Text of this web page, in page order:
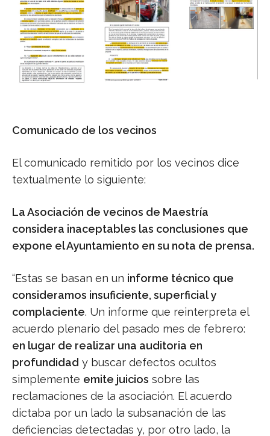
Comunicado de los vecinos
El comunicado remitido por los vecinos dice
textualmente lo siguiente:
La Asociación de vecinos de Maestría
considera inaceptables las conclusiones que
expone el Ayuntamiento en su nota de prensa.
“Estas se basan en un informe técnico que
consideramos insuficiente, superficial y
complaciente. Un informe que reinterpreta el
acuerdo plenario del pasado mes de febrero:
en lugar de realizar una auditoria en
profundidad y buscar defectos ocultos
simplemente emite juicios sobre las
reclamaciones de la asociación. El acuerdo
dictaba por un lado la subsanación de las
deficiencias detectadas y, por otro lado, la